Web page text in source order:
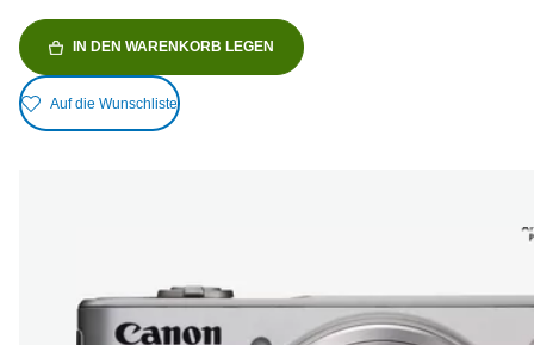
IN DEN WARENKORB LEGEN
Auf die Wunschliste